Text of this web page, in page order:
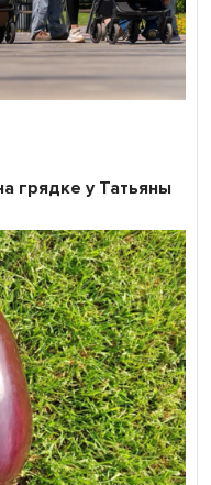
грядке у Татьяны